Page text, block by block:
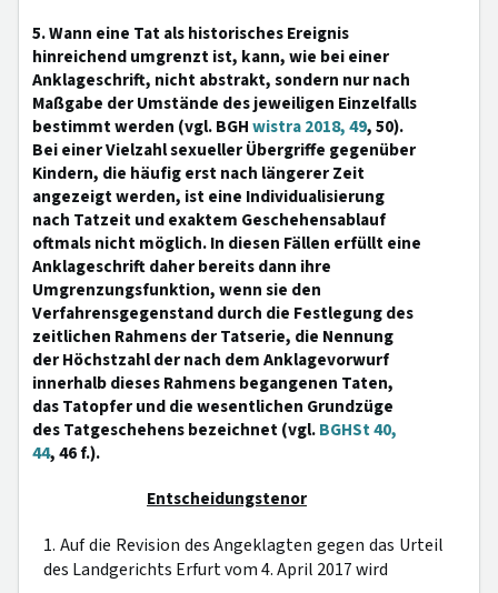
5. Wann eine Tat als historisches Ereignis
hinreichend umgrenzt ist, kann, wie bei einer
Anklageschrift, nicht abstrakt, sondern nur nach
Maßgabe der Umstände des jeweiligen Einzelfalls
bestimmt werden (vgl. BGHwistra 2018, 49, 50).
Bei einer Vielzahl sexueller Übergriffe gegenüber
Kindern, die häufig erst nach längerer Zeit
angezeigt werden, ist eine Individualisierung
nach Tatzeit und exaktem Geschehensablauf
oftmals nicht möglich. In diesen Fällen erfüllt eine
Anklageschrift daher bereits dann ihre
Umgrenzungsfunktion, wenn sie den
Verfahrensgegenstand durch die Festlegung des
zeitlichen Rahmens der Tatserie, die Nennung
der Höchstzahl der nach dem Anklagevorwurf
innerhalb dieses Rahmens begangenen Taten,
das Tatopfer und die wesentlichen Grundzüge
des Tatgeschehens bezeichnet (vgl.BGHSt 40,
44, 46 f.).
Entscheidungstenor
1. Auf die Revision des Angeklagten gegen das Urteil
des Landgerichts Erfurt vom 4. April 2017 wird